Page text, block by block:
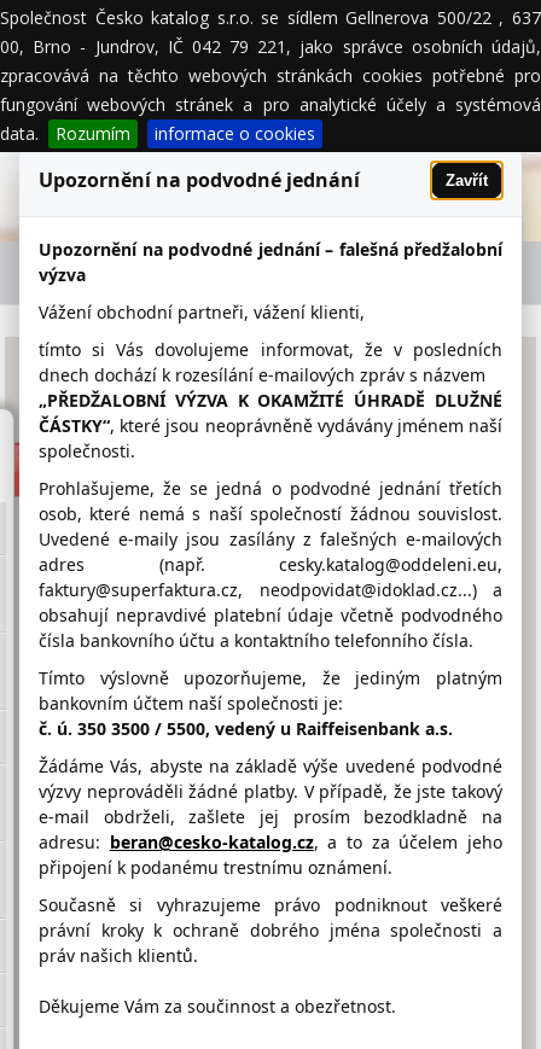
Společnost Česko katalog s.r.o. se sídlem Gellnerova 500/22 , 637
00, Brno - Jundrov, IČ 042 79 221, jako správce osobních údajů,
zpracovává na těchto webových stránkách cookies potřebné pro
fungování webových stránek a pro analytické účely a systémová
data.
Rozumím informace o cookies
MENU
APM AUTOMOTIVE s.r.o. - firemní detail
APM AUTOMOTIVE s.r.o.
www.apm.cz
379 720 543
servis.domazlice@apm.cz
Distribuce a prodej autodílů pro všechny značky automobilů.
Nabídka příslušenství, provozních kapalin, pneumatik a disků.
Provozujeme autoservis se specializací na všechny značky.
Hodnocení firmy APM
AUTOMOTIVE od návštěvníků
Firma doposud nasbírala:
3 Body
1 Bod 2 Body 3 Body
Umístění APM AUTOMOTIVE na Google maps
Upozornění na podvodné jednání Zavřít
Upozornění na podvodné jednání – falešná předžalobní
výzva
Vážení obchodní partneři, vážení klienti,
tímto si Vás dovolujeme informovat, že v posledních
dnech dochází k rozesílání e-mailových zpráv s názvem
„PŘEDŽALOBNÍ VÝZVA K OKAMŽITÉ ÚHRADĚ DLUŽNÉ
ČÁSTKY“, které jsou neoprávněně vydávány jménem naší
společnosti.
Prohlašujeme, že se jedná o podvodné jednání třetích
osob, které nemá s naší společností žádnou souvislost.
Uvedené e-maily jsou zasílány z falešných e-mailových
adres (např. cesky.katalog@oddeleni.eu,
faktury@superfaktura.cz, neodpovidat@idoklad.cz...) a
obsahují nepravdivé platební údaje včetně podvodného
čísla bankovního účtu a kontaktního telefonního čísla.
Tímto výslovně upozorňujeme, že jediným platným
bankovním účtem naší společnosti je:
č. ú. 350 3500 / 5500, vedený u Raiffeisenbank a.s.
Žádáme Vás, abyste na základě výše uvedené podvodné
výzvy neprováděli žádné platby. V případě, že jste takový
e-mail obdrželi, zašlete jej prosím bezodkladně na
adresu: beran@cesko-katalog.cz, a to za účelem jeho
připojení k podanému trestnímu oznámení.
Současně si vyhrazujeme právo podniknout veškeré
právní kroky k ochraně dobrého jména společnosti a
práv našich klientů.
Děkujeme Vám za součinnost a obezřetnost.